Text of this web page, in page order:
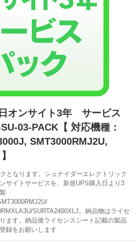
オンサイト3年 サービス
03-PACK【 対応機種：
SMT3000RMJ2U,
となります。シュナイダーエレクトリック
サイトサービスを、新規UPS購入日より3
SURTA2400XLJ。納品物はライセ
ます。納品後ライセンスシート記載の製品
録をお願いします